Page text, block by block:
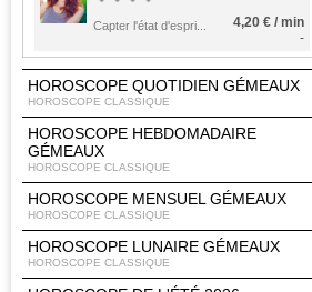
Capter l'état d'espri...
4,20 € / min
-
HOROSCOPE QUOTIDIEN GÉMEAUX
HOROSCOPE CLASSIQUE
HOROSCOPE HEBDOMADAIRE
GÉMEAUX
HOROSCOPE CLASSIQUE
HOROSCOPE MENSUEL GÉMEAUX
HOROSCOPE CLASSIQUE
HOROSCOPE LUNAIRE GÉMEAUX
HOROSCOPE CLASSIQUE